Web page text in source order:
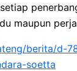
maupun
berita/d-
soetta